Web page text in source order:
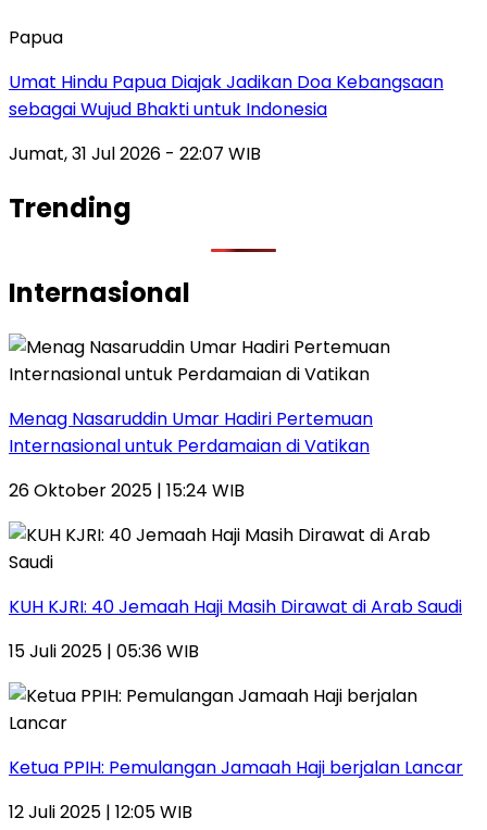
Papua
Umat Hindu Papua Diajak Jadikan Doa Kebangsaan
sebagai Wujud Bhakti untuk Indonesia
Jumat, 31 Jul 2026 - 22:07 WIB
Trending
Internasional
Menag Nasaruddin Umar Hadiri Pertemuan
Internasional untuk Perdamaian di Vatikan
26 Oktober 2025 | 15:24 WIB
KUH KJRI: 40 Jemaah Haji Masih Dirawat di Arab Saudi
15 Juli 2025 | 05:36 WIB
Ketua PPIH: Pemulangan Jamaah Haji berjalan Lancar
12 Juli 2025 | 12:05 WIB